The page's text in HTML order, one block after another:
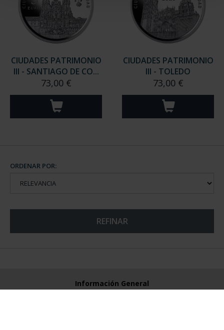
CIUDADES PATRIMONIO
III - SANTIAGO DE CO...
73,00 €
CIUDADES PATRIMONIO
III - TOLEDO
73,00 €
ORDENAR POR:
REFINAR
Información General